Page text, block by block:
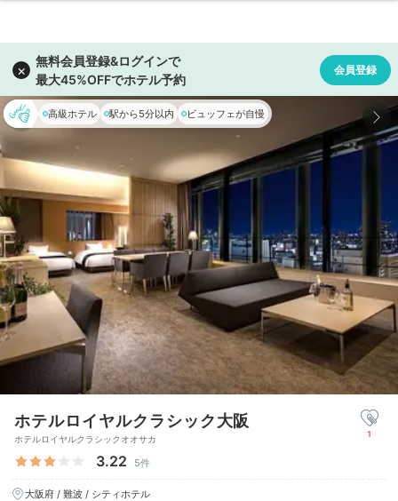
高級ホテル 駅から5分以内 ビュッフェが自慢
ホテルロイヤルクラシック大阪
ホテルロイヤルクラシックオオサカ
3.22 5件
大阪府 / 難波 / シティホテル
1